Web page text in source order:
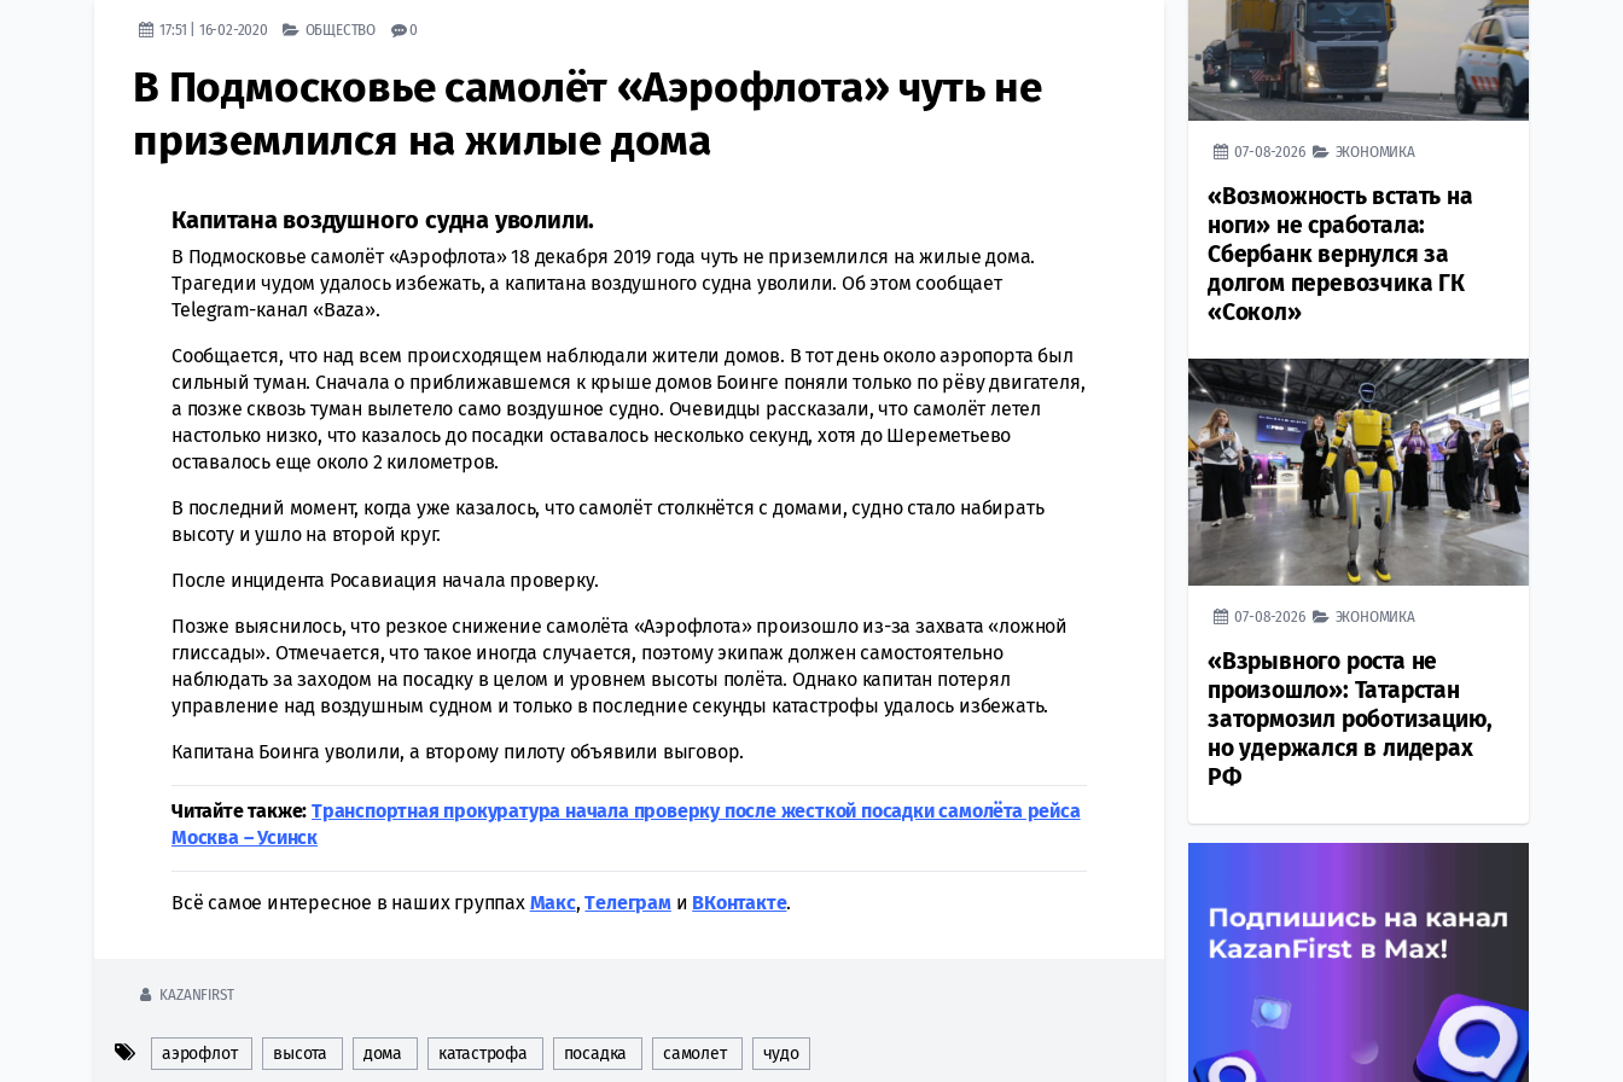
17:51 | 16-02-2020 ОБЩЕСТВО 0
В Подмосковье самолёт «Аэрофлота» чуть не
приземлился на жилые дома
Капитана воздушного судна уволили.
В Подмосковье самолёт «Аэрофлота» 18 декабря 2019 года чуть не приземлился на жилые дома.
Трагедии чудом удалось избежать, а капитана воздушного судна уволили. Об этом сообщает
Telegram-канал «Baza».
Сообщается, что над всем происходящем наблюдали жители домов. В тот день около аэропорта был
сильный туман. Сначала о приближавшемся к крыше домов Боинге поняли только по рёву двигателя,
а позже сквозь туман вылетело само воздушное судно. Очевидцы рассказали, что самолёт летел
настолько низко, что казалось до посадки оставалось несколько секунд, хотя до Шереметьево
оставалось еще около 2 километров.
В последний момент, когда уже казалось, что самолёт столкнётся с домами, судно стало набирать
высоту и ушло на второй круг.
После инцидента Росавиация начала проверку.
Позже выяснилось, что резкое снижение самолёта «Аэрофлота» произошло из-за захвата «ложной
глиссады». Отмечается, что такое иногда случается, поэтому экипаж должен самостоятельно
наблюдать за заходом на посадку в целом и уровнем высоты полёта. Однако капитан потерял
управление над воздушным судном и только в последние секунды катастрофы удалось избежать.
Капитана Боинга уволили, а второму пилоту объявили выговор.
Читайте также:Транспортная прокуратура начала проверку после жесткой посадки самолёта рейса
Москва – Усинск
Всё самое интересное в наших группах Макс,Tелеграми ВКонтакте.
KAZANFIRST
аэрофлот высота дома катастрофа посадка самолет чудо
07-08-2026 ЭКОНОМИКА
«Возможность встать на
ноги» не сработала:
Сбербанк вернулся за
долгом перевозчика ГК
«Сокол»
07-08-2026 ЭКОНОМИКА
«Взрывного роста не
произошло»: Татарстан
затормозил роботизацию,
но удержался в лидерах
РФ